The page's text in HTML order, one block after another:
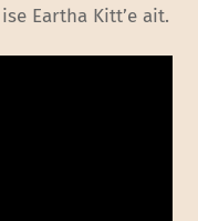
Eartha Kitt’e ait.